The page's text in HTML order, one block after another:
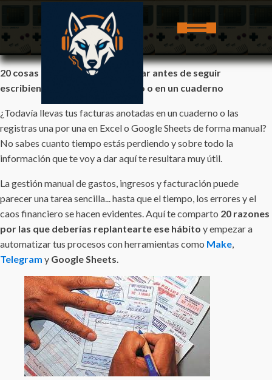
20 cosas que deberías considerar antes de seguir
escribiendo tus facturas a mano o en un cuaderno
¿Todavía llevas tus facturas anotadas en un cuaderno o las
registras una por una en Excel o Google Sheets de forma manual?
No sabes cuanto tiempo estás perdiendo y sobre todo la
información que te voy a dar aquí te resultara muy útil.
La gestión manual de gastos, ingresos y facturación puede
parecer una tarea sencilla... hasta que el tiempo, los errores y el
caos financiero se hacen evidentes. Aquí te comparto 20 razones
por las que deberías replantearte ese hábito y empezar a
automatizar tus procesos con herramientas como Make,
Telegram y Google Sheets.